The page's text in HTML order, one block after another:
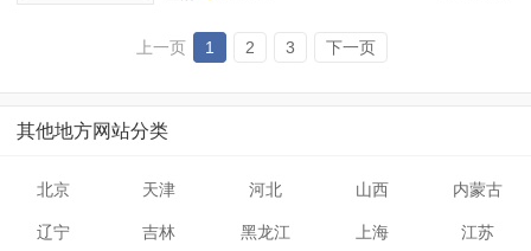
上一页 1 2 3 下一页
其他地方网站分类
北京 天津 河北 山西 内蒙古
辽宁 吉林 黑龙江 上海 江苏